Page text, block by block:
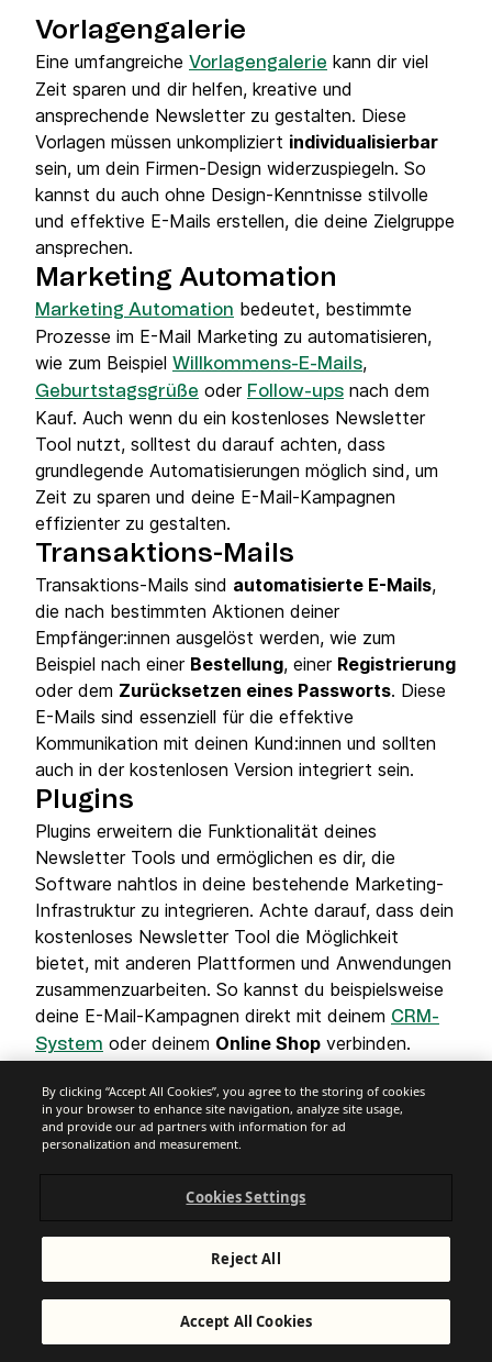
Vorlagengalerie
Eine umfangreiche Vorlagengalerie kann dir viel
Zeit sparen und dir helfen, kreative und
ansprechende Newsletter zu gestalten. Diese
Vorlagen müssen unkompliziert individualisierbar
sein, um dein Firmen-Design widerzuspiegeln. So
kannst du auch ohne Design-Kenntnisse stilvolle
und effektive E-Mails erstellen, die deine Zielgruppe
ansprechen.
Marketing Automation
Marketing Automation bedeutet, bestimmte
Prozesse im E-Mail Marketing zu automatisieren,
wie zum Beispiel Willkommens-E-Mails,
Geburtstagsgrüße oder Follow-ups nach dem
Kauf. Auch wenn du ein kostenloses Newsletter
Tool nutzt, solltest du darauf achten, dass
grundlegende Automatisierungen möglich sind, um
Zeit zu sparen und deine E-Mail-Kampagnen
effizienter zu gestalten.
Transaktions-Mails
Transaktions-Mails sind automatisierte E-Mails,
die nach bestimmten Aktionen deiner
Empfänger:innen ausgelöst werden, wie zum
Beispiel nach einer Bestellung, einer Registrierung
oder dem Zurücksetzen eines Passworts. Diese
E-Mails sind essenziell für die effektive
Kommunikation mit deinen Kund:innen und sollten
auch in der kostenlosen Version integriert sein.
Plugins
Plugins erweitern die Funktionalität deines
Newsletter Tools und ermöglichen es dir, die
Software nahtlos in deine bestehende Marketing-
Infrastruktur zu integrieren. Achte darauf, dass dein
kostenloses Newsletter Tool die Möglichkeit
bietet, mit anderen Plattformen und Anwendungen
zusammenzuarbeiten. So kannst du beispielsweise
deine E-Mail-Kampagnen direkt mit deinem CRM-
System oder deinem Online Shop verbinden.
Ein zuverlässiger Support kann dir helfen,
technische Probleme zu lösen oder Fragen zu
beantworten, die während der Nutzung deines
darauf, dass dein Newsletter-Anbieter einen
Support bietet, der schnell erreichbar ist,
Telefon, E-Mail oder Chat
möchtest, solltest du darauf achten, dass dein
Tool dies anbietet – bei vielen Tools ist der
By clicking “Accept All Cookies”, you agree to the storing of cookies
in your browser to enhance site navigation, analyze site usage,
and provide our ad partners with information for ad
personalization and measurement.
Cookies Settings
Reject All
Accept All Cookies